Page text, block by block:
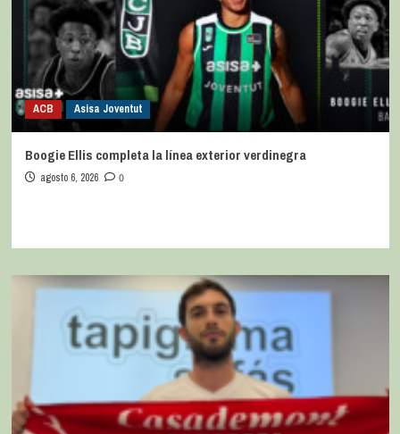
ACB Asisa Joventut
Boogie Ellis completa la línea exterior verdinegra
agosto 6, 2026 0